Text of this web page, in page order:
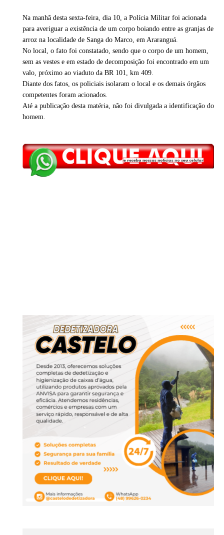
Na manhã desta sexta-feira, dia 10, a Polícia Militar foi acionada
para averiguar a existência de um corpo boiando entre as granjas de
arroz na localidade de Sanga do Marco, em Araranguá.
No local, o fato foi constatado, sendo que o corpo de um homem,
sem as vestes e em estado de decomposição foi encontrado em um
valo, próximo ao viaduto da BR 101, km 409.
Diante dos fatos, os policiais isolaram o local e os demais órgãos
competentes foram acionados.
Até a publicação desta matéria, não foi divulgada a identificação do
homem.